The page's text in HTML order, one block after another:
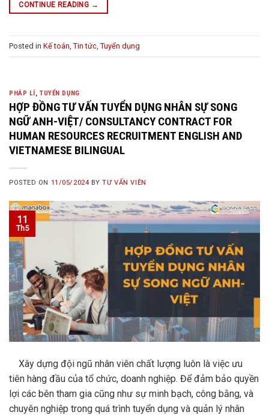
CONTINUE READING →
Posted in Kế toán Tin tức Tuyển dụng
PHÁP LÍ ,TUYỂN DỤNG
HỢP ĐỒNG TƯ VẤN TUYỂN DỤNG NHÂN SỰ SONG
NGỮ ANH-VIỆT/ CONSULTANCY CONTRACT FOR
HUMAN RESOURCES RECRUITMENT ENGLISH AND
VIETNAMESE BILINGUAL
POSTED ON 11/05/2024 BYTƯ VẤN VIÊN
11
Th5
Xây dựng đội ngũ nhân viên chất lượng luôn là việc ưu
tiên hàng đầu của tổ chức, doanh nghiệp. Để đảm bảo quyền
lợi các bên tham gia cũng như sự minh bạch, công bằng, và
chuyên nghiệp trong quá trình tuyển dụng và quản lý nhân